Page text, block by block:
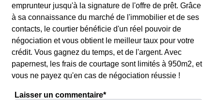
emprunteur jusqu'à la signature de l'offre de prêt. Grâce
à sa connaissance du marché de l'immobilier et de ses
contacts, le courtier bénéficie d'un réel pouvoir de
négociation et vous obtient le meilleur taux pour votre
crédit. Vous gagnez du temps, et de l'argent. Avec
papernest, les frais de courtage sont limités à 950m2, et
vous ne payez qu'en cas de négociation réussie !
Laisser un commentaire*